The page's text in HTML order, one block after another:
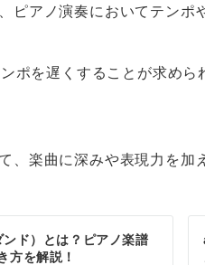
ピアノ演奏においてテンポ
ポを遅くすることが求め
、楽曲に深みや表現力を加
ド）とは？ピアノ楽譜
方を解説！